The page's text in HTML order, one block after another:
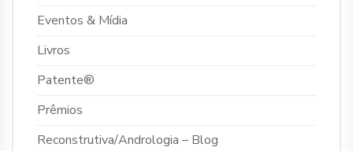
Eventos & Mídia
Livros
Patente®
Prêmios
Reconstrutiva/Andrologia – Blog